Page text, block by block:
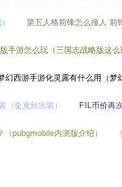
第五人格前锋怎么撞人 前
手游怎么玩（三国志战略版这么
幻西游手游化灵露有什么用（梦
（金克丝出装） FIL币价再
pubgmobile内测版介绍）